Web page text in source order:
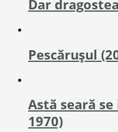
Dar
Pescărușul
Astă seară
1970)